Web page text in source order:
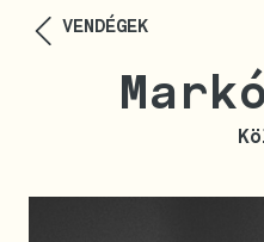
VENDÉGEK